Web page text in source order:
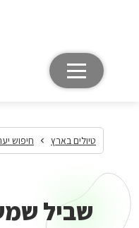
טיולים בארץ חיפוש
שביל